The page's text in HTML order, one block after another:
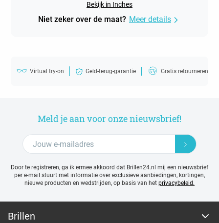
Bekijk in Inches
Niet zeker over de maat? Meer details
Virtual try-on Geld-terug-garantie Gratis retourneren
Meld je aan voor onze nieuwsbrief!
Door te registreren, ga ik ermee akkoord dat Brillen24.nl mij een nieuwsbrief
per e-mail stuurt met informatie over exclusieve aanbiedingen, kortingen,
nieuwe producten en wedstrijden, op basis van het privacybeleid.
Brillen